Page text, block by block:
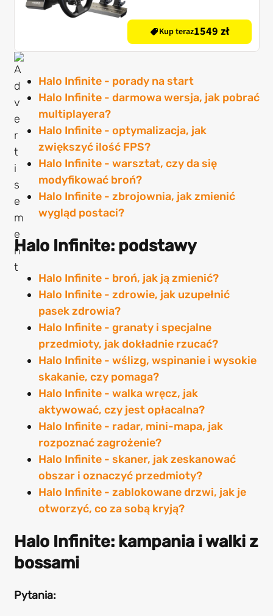
Kup teraz1549 zł
Halo Infinite - porady na start
Halo Infinite - darmowa wersja, jak pobrać
multiplayera?
Halo Infinite - optymalizacja, jak
zwiększyć ilość FPS?
Halo Infinite - warsztat, czy da się
modyfikować broń?
Halo Infinite - zbrojownia, jak zmienić
wygląd postaci?
Halo Infinite: podstawy
Halo Infinite - broń, jak ją zmienić?
Halo Infinite - zdrowie, jak uzupełnić
pasek zdrowia?
Halo Infinite - granaty i specjalne
przedmioty, jak dokładnie rzucać?
Halo Infinite - wślizg, wspinanie i wysokie
skakanie, czy pomaga?
Halo Infinite - walka wręcz, jak
aktywować, czy jest opłacalna?
Halo Infinite - radar, mini-mapa, jak
rozpoznać zagrożenie?
Halo Infinite - skaner, jak zeskanować
obszar i oznaczyć przedmioty?
Halo Infinite - zablokowane drzwi, jak je
otworzyć, co za sobą kryją?
Halo Infinite: kampania i walki z
bossami
Pytania: